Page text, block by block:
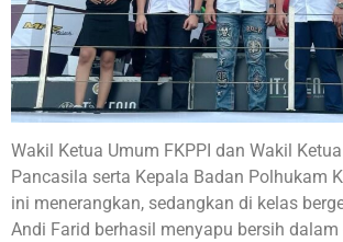
Wakil Ketua Umum FKPPI dan Wakil
Pancasila serta Kepala Badan Polhukam
ini menerangkan, sedangkan di kelas
Andi Farid berhasil menyapu bersih